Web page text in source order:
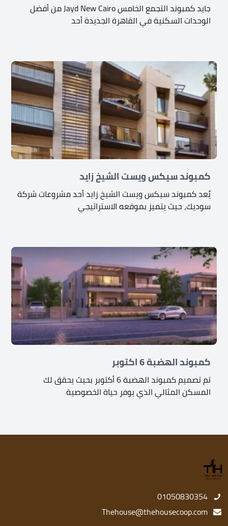
جايد كمبوند التجمع الخامس Jayd New Cairo من أفضل
الوحدات السكنية في القاهرة الجديدة أحد
كمبوند سيكس ويست الشيخ زايد
يٌعد كمبوند سيكس ويست الشيخ زايد أحد مشروعات شركة
سوديك، حيث يتميز بموقعه الاستراتيجي
كمبوند الهضبة 6 اكتوبر
تم تصميم كمبوند الهضبة 6 أكتوبر بحيث يحقق لك
المسكن المثالي الذي يوفر حياة الخصوصية
01050830354
Thehouse@thehousecoop.com